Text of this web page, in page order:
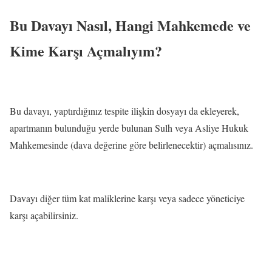
Bu Davayı Nasıl, Hangi Mahkemede ve
Kime Karşı Açmalıyım?
Bu davayı, yaptırdığınız tespite ilişkin dosyayı da ekleyerek,
apartmanın bulunduğu yerde bulunan Sulh veya Asliye Hukuk
Mahkemesinde (dava değerine göre belirlenecektir) açmalısınız.
Davayı diğer tüm kat maliklerine karşı veya sadece yöneticiye
karşı açabilirsiniz.